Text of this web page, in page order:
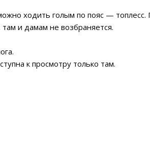
ходить голым по пояс —
и дамам не возбраняется.
к просмотру только там.